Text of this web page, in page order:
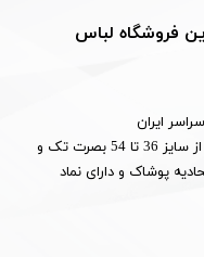
فروشگاه لباس
ایران
تولید و بخش لباس مجلسی ارزان، کت و شلوار از سایز 36 تا 54 بصرت تک و
از اتحادیه پوشاک و دارای نماد